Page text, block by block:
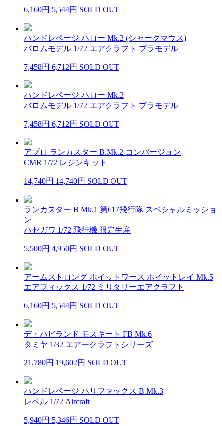
6,160円 5,544円 SOLD OUT
ハンドレページ ハロー Mk.2 (シャークマウス)
バロムモデル 1/72 エアクラフト プラモデル
7,458円 6,712円 SOLD OUT
ハンドレページ ハロー Mk.2
バロムモデル 1/72 エアクラフト プラモデル
7,458円 6,712円 SOLD OUT
アブロ ランカスター B.Mk.2 コンバージョン
CMR 1/72 レジンキット
14,740円 14,740円 SOLD OUT
ランカスター B Mk.1 第617飛行隊 スペシャルミッショ
ン
ハセガワ 1/72 飛行機 限定生産
5,500円 4,950円 SOLD OUT
アームストロング ホイットワース ホイットレイ Mk.5
エアフィックス 1/72 ミリタリーエアクラフト
6,160円 5,544円 SOLD OUT
デ・ハビランド モスキート FB Mk.6
タミヤ 1/32 エアークラフトシリーズ
21,780円 19,602円 SOLD OUT
ハンドレページ ハリファックス B Mk.3
レベル 1/72 Aircraft
5,940円 5,346円 SOLD OUT